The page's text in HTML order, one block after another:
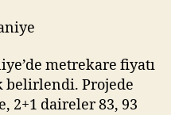
metrekare fiyatı
belirlendi. Projede
2+1 daireler 83, 93